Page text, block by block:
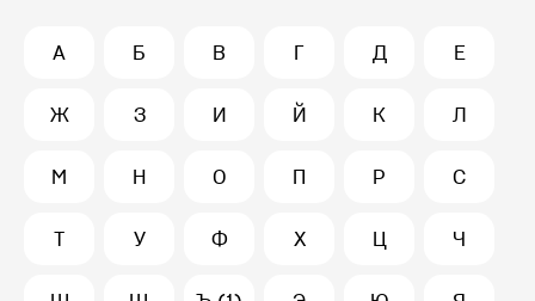
А Б В Г Д Е
Ж З И Й К Л
М Н О П Р С
Т У Ф Х Ц Ч